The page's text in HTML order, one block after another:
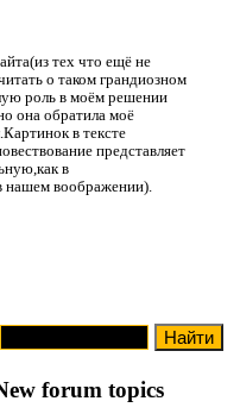
тех что ещё не
о таком грандиозном
роль в моём решении
она обратила моё
в тексте
представляет
в
нашем воображении).
forum topics